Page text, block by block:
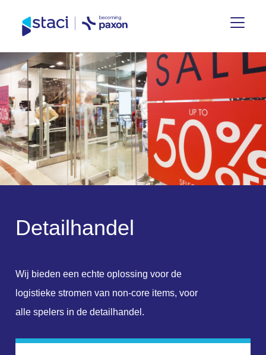
Staci
Nederland
Detailhandel
Wij bieden een echte oplossing voor de
logistieke stromen van non-core items, voor
alle spelers in de detailhandel.